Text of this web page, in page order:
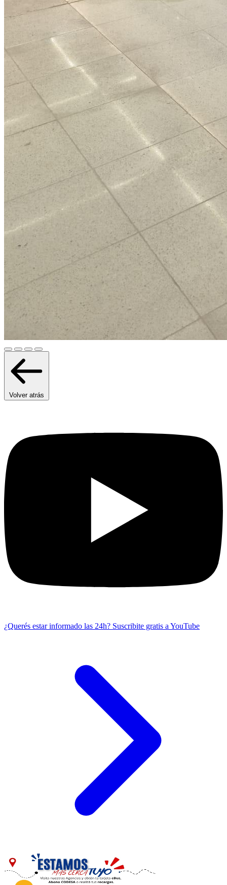
Volver atrás
¿Querés estar informado las 24h? Suscribite gratis a YouTube